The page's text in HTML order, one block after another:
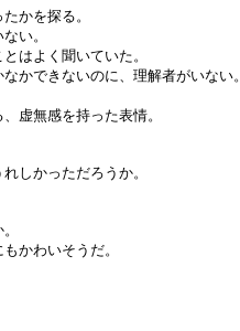
かを探る。
い。
はよく聞いていた。
かできないのに、理解者がいない
虚無感を持った表情。
しかっただろうか。
かわいそうだ。